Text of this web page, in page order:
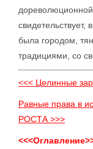
была городом,
традициями, со
<<< Целинные
Равные права в
РОСТА >>>